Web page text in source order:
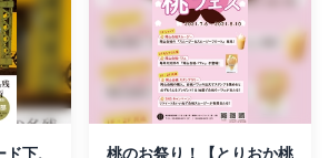
下、
桃のお祭り！【とりおか桃